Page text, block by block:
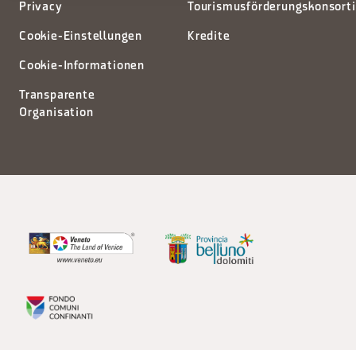
Privacy
Cookie-Einstellungen
Cookie-Informationen
Transparente
Organisation
Kredite